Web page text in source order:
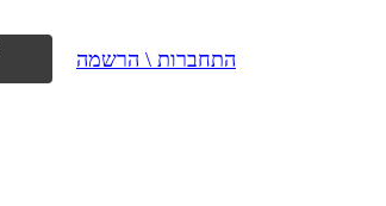
התחברות \ הרשמה